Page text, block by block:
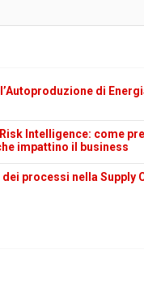
di
Intelligence: come
impattino il business
processi nella Supply